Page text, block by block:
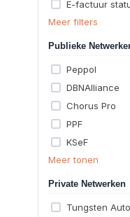
E-factuur
Meer filters
Publieke
Peppol
DBNAlliance
Chorus Pro
PPF
KSeF
Meer tonen
Private Netwerken
Tungsten